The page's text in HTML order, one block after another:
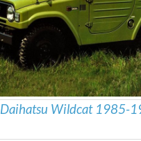
Daihatsu Wildcat 1985-